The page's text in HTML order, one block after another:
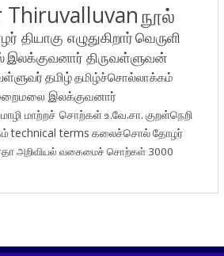
Thiruvalluvanநூல்
தியாகு எழுதுகிறார்வெருளி
இலக்குவனார் திருவள்ளுவன்
தமிழ்தமிழ்ச்சொல்லாக்கம்
இலக்குவனார்
மாற்றச் சொற்கள்உ.வே.சா. குறள்நெறி
technical terms கலைச்சொல்தோழர்
அறிவியல் வகைமைச் சொற்கள் 3000